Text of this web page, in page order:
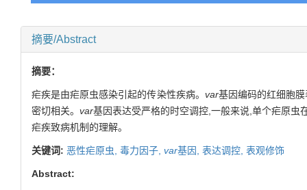
摘要/Abstract
摘要：
疟疾是由疟原虫感染引起的传染性疾病。 var基因编码的红细胞
密切相关。 var基因表达受严格的时空调控,一般来说,单个疟原虫
疟疾致病机制的理解。
关键词: 恶性疟原虫, 毒力因子, var基因, 表达调控, 表观修饰
Abstract: